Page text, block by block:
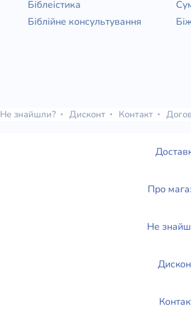
Біблеістика
Біблійне консультування
Не знайшли? Дисконт Контакт
Про
Не